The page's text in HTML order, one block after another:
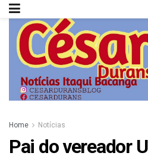
Home Notícias
Pai do vereador